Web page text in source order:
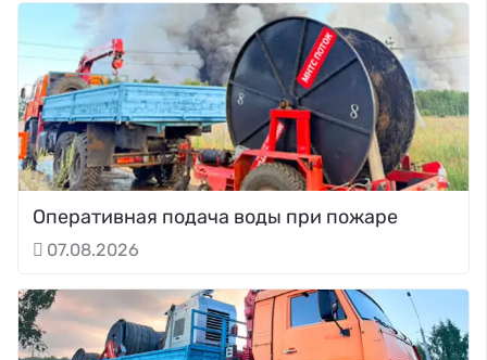
Оперативная подача воды при пожаре
07.08.2026